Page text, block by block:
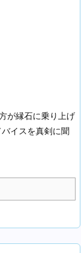
が縁石に乗り上げ
イスを真剣に聞